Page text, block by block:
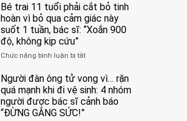
Bé trai 11 tuổi phải cắt bỏ tinh
hoàn vì bỏ qua cảm giác này
suốt 1 tuần, bác sĩ: “Xoắn 900
độ, không kịp cứu”
Chức năng bình luận bị tắtở
trai
11
tuổi
phải
Người đàn ông tử vong vì… rặn
quá mạnh khi đi vệ sinh: 4 nhóm
người được bác sĩ cảnh báo
“ĐỪNG GẮNG SỨC!”